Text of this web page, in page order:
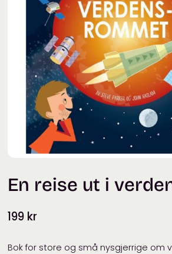
En reise ut i
199 kr
Bok for store og små nysgjerrige om